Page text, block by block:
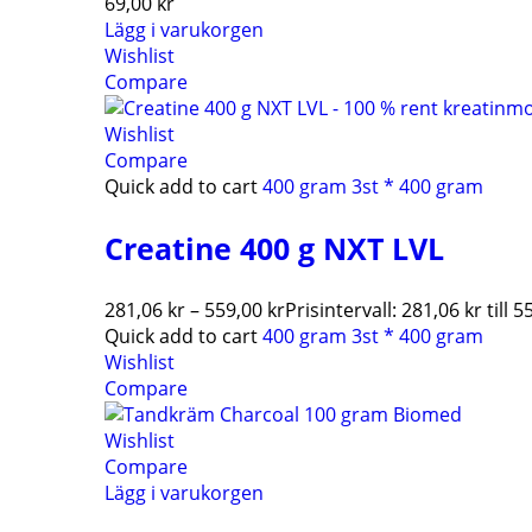
Lägg i varukorgen
Wishlist
Compare
Wishlist
Compare
Quick add to cart400 gram 3st * 400 gram
Creatine 400 g NXT LVL
281,06 kr– 559,00 krPrisintervall: 281,06 kr till
Quick add to cart400 gram 3st * 400 gram
Wishlist
Compare
Wishlist
Compare
Lägg i varukorgen